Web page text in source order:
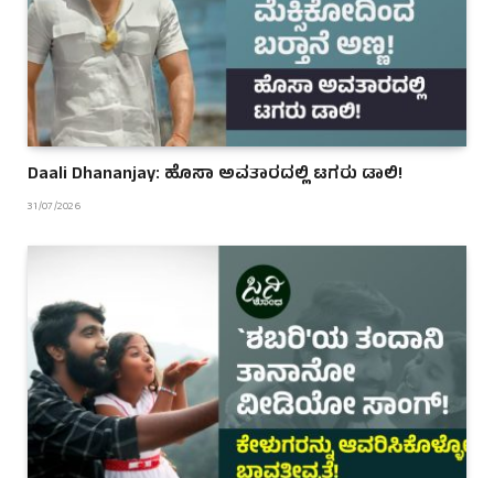
Daali Dhananjay: ಹೊಸಾ ಅವತಾರದಲ್ಲಿ ಟಗರು ಡಾಲಿ!
31/07/2026